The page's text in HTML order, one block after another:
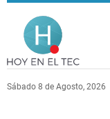
Pasar al contenido
Sábado 8 de Agosto, 2026